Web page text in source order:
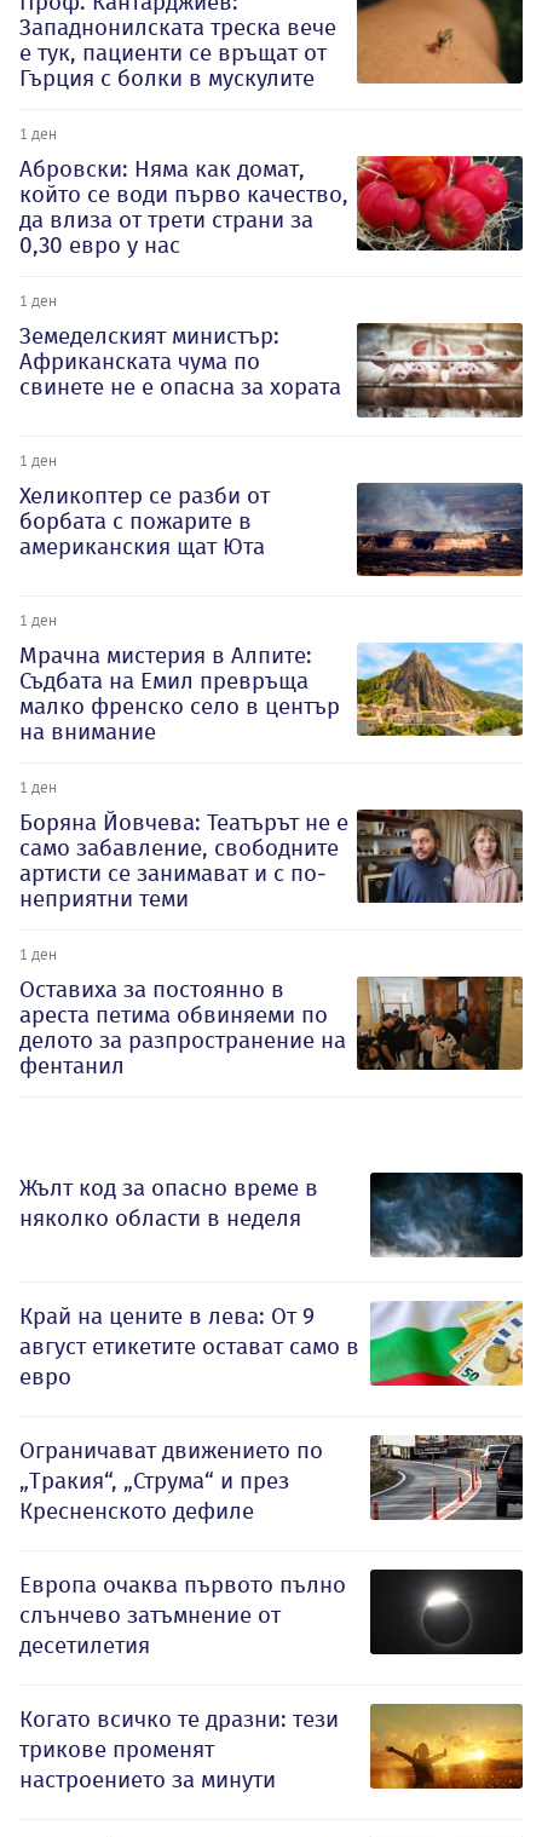
Западнонилската треска вече
е тук, пациенти се връщат от
Гърция с болки в мускулите
1 ден
Абровски: Няма как домат,
който се води първо качество,
да влиза от трети страни за
0,30 евро у нас
1 ден
Земеделският министър:
Африканската чума по
свинете не е опасна за хората
1 ден
Хеликоптер се разби от
борбата с пожарите в
американския щат Юта
1 ден
Мрачна мистерия в Алпите:
Съдбата на Емил превръща
малко френско село в център
на внимание
1 ден
Боряна Йовчева: Театърът не е
само забавление, свободните
артисти се занимават и с по-
неприятни теми
1 ден
Оставиха за постоянно в
ареста петима обвиняеми по
делото за разпространение на
фентанил
Жълт код за опасно време в
няколко области в неделя
Край на цените в лева: От 9
август етикетите остават само в
евро
Ограничават движението по
„Тракия“, „Струма“ и през
Кресненското дефиле
Европа очаква първото пълно
слънчево затъмнение от
десетилетия
Когато всичко те дразни: тези
трикове променят
настроението за минути